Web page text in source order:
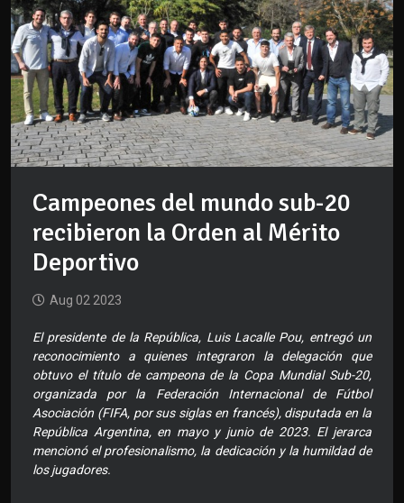
Campeones del mundo sub-20
recibieron la Orden al Mérito
Deportivo
Aug 02 2023
El presidente de la República, Luis Lacalle Pou, entregó un
reconocimiento a quienes integraron la delegación que
obtuvo el título de campeona de la Copa Mundial Sub-20,
organizada por la Federación Internacional de Fútbol
Asociación (FIFA, por sus siglas en francés), disputada en la
República Argentina, en mayo y junio de 2023. El jerarca
mencionó el profesionalismo, la dedicación y la humildad de
los jugadores.